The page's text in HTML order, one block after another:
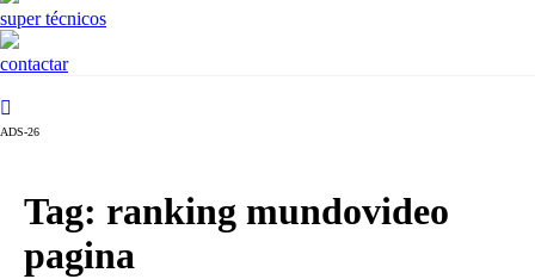
super técnicos
contactar
ADS-26
Tag: ranking mundovideo
pagina